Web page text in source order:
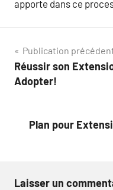
apporte dans ce
Navigation
de
Publication
Réussir son
Adopter!
Plan pour
Laisser un